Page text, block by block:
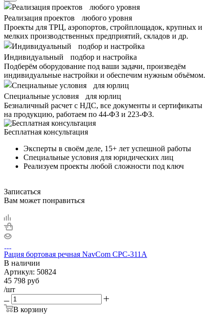
Реализация проектов любого уровня
Проекты для ТРЦ, аэропортов, стройплощадок, крупных и
мелких производственных предприятий, складов и др.
Индивидуальный подбор и настройка
Подберём оборудование под ваши задачи, произведём
индивидуальные настройки и обеспечим нужным объёмом.
Специальные условия для юрлиц
Безналичный расчет с НДС, все документы и сертификаты
на продукцию, работаем по 44-ФЗ и 223-ФЗ.
Бесплатная консультация
Эксперты в своём деле, 15+ лет успешной работы
Специальные условия для юридических лиц
Реализуем проекты любой сложности под ключ
Записаться
Вам может понравиться
Рация бортовая речная NavCom CPC-311A
В наличии
Артикул: 50824
45 798 руб
/шт
В корзину